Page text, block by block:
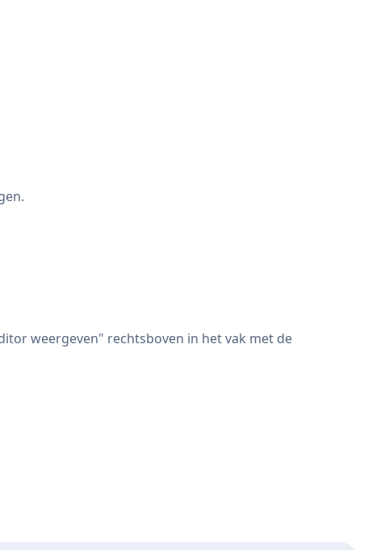
weergeven" rechtsboven in het vak met de